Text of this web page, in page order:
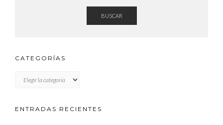
BUSCAR
CATEGORÍAS
ENTRADAS RECIENTES